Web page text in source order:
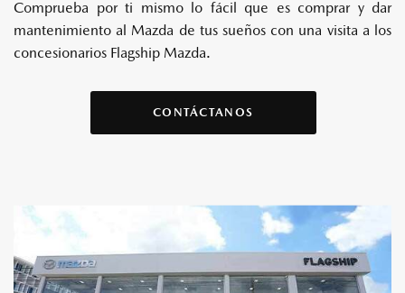
Comprueba por ti mismo lo fácil que es comprar y dar
mantenimiento al Mazda de tus sueños con una visita a los
concesionarios Flagship Mazda.
CONTÁCTANOS